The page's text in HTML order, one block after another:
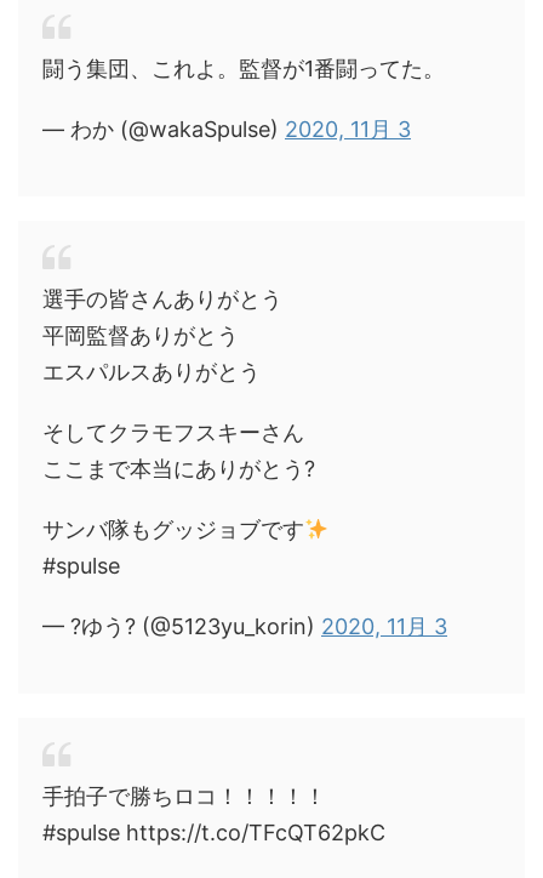
闘う集団、これよ。監督が1番闘ってた。
— わか (@wakaSpulse) 2020, 11月 3
選手の皆さんありがとう
平岡監督ありがとう
エスパルスありがとう
そしてクラモフスキーさん
ここまで本当にありがとう?
サンバ隊もグッジョブです
#spulse
— ?ゆう? (@5123yu_korin) 2020, 11月 3
手拍子で勝ちロコ！！！！！
#spulse https://t.co/TFcQT62pkC